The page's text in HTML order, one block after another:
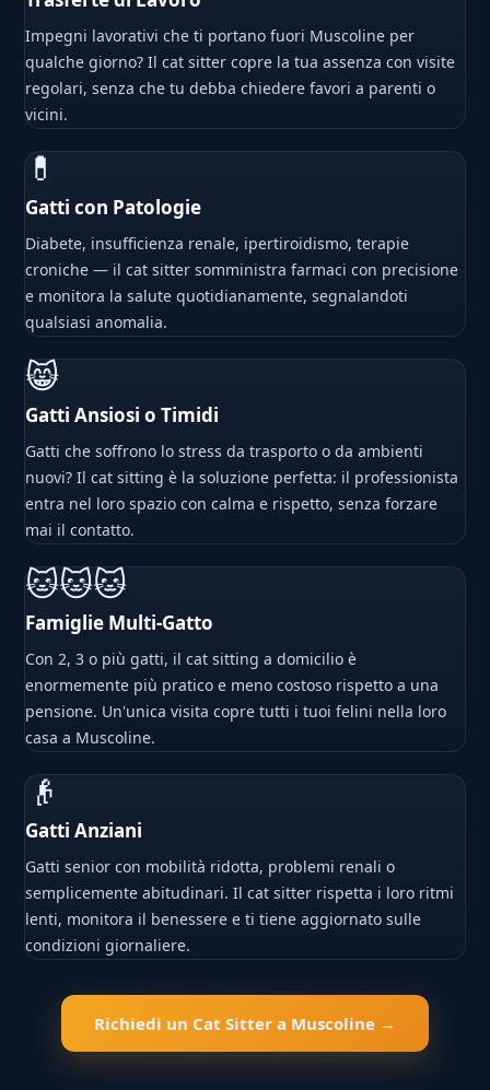
Impegni lavorativi che ti portano fuori Muscoline per
qualche giorno? Il cat sitter copre la tua assenza con visite
regolari, senza che tu debba chiedere favori a parenti o
vicini.
💊
Gatti con Patologie
Diabete, insufficienza renale, ipertiroidismo, terapie
croniche — il cat sitter somministra farmaci con precisione
e monitora la salute quotidianamente, segnalandoti
qualsiasi anomalia.
😸
Gatti Ansiosi o Timidi
Gatti che soffrono lo stress da trasporto o da ambienti
nuovi? Il cat sitting è la soluzione perfetta: il professionista
entra nel loro spazio con calma e rispetto, senza forzare
mai il contatto.
🐱🐱🐱
Famiglie Multi-Gatto
Con 2, 3 o più gatti, il cat sitting a domicilio è
enormemente più pratico e meno costoso rispetto a una
pensione. Un'unica visita copre tutti i tuoi felini nella loro
casa a Muscoline.
👴
Gatti Anziani
Gatti senior con mobilità ridotta, problemi renali o
semplicemente abitudinari. Il cat sitter rispetta i loro ritmi
lenti, monitora il benessere e ti tiene aggiornato sulle
condizioni giornaliere.
Richiedi un Cat Sitter a Muscoline →